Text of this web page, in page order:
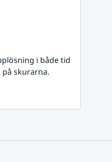
i både tid
skurarna.